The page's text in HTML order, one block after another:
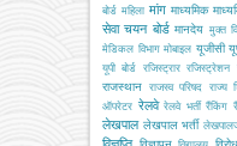
बोर्ड महिला मांग माध्यमिक
सेवा चयन बोर्ड मानदेय मुक्त
मेडिकल विभाग मोबाइल यूजीसी
यूपी बोर्ड रजिस्ट्रार रजिस्ट्रेशन
राजस्थान राजस्व परिषद राज्य
ऑपरेटर रेलवे रेलवे भर्ती रैंकिंग
लेखपाल लेखपाल भर्ती